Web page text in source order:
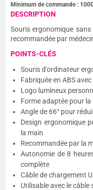
Minimum de commande :
DESCRIPTION
Souris ergonomique
recommandée par
POINTS-CLÉS
Souris d'ordinateur
Fabriquée en ABS
Logo lumineux
Forme adaptée pour la
Angle de 66° pour
Design ergonomique
la main
Recommandée par la
Autonomie de 8
complète
Câble de chargement
Utilisable avec le